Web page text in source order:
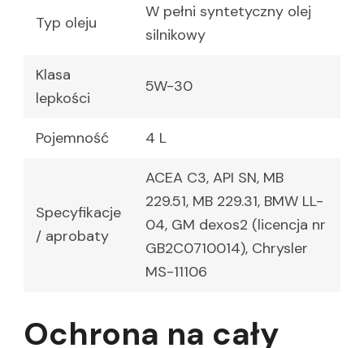
Typ oleju
W pełni syntetyczny olej
silnikowy
Klasa
lepkości
5W-30
Pojemność 4 L
Specyfikacje
/ aprobaty
ACEA C3, API SN, MB
229.51, MB 229.31, BMW LL-
04, GM dexos2 (licencja nr
GB2C0710014), Chrysler
MS-11106
Ochrona na cały